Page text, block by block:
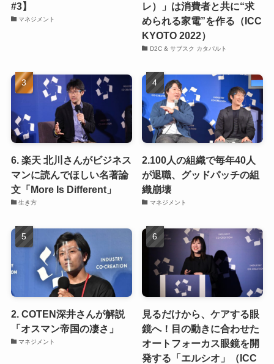
#3】
マネジメント
レ）」は消費者と共に“求
められる家電”を作る（ICC
KYOTO 2022）
D2C & サブスク カタパルト
6. 楽天 北川さんがビジネス
マンに読んでほしい名著論
文「More Is Different」
生き方
2.100人の組織で毎年40人
が退職、グッドパッチの組
織崩壊
マネジメント
2. COTEN深井さんが解説
「オスマン帝国の凄さ」
マネジメント
見るだけから、ケアする眼
鏡へ！目の動きに合わせた
オートフォーカス眼鏡を開
発する「エルシオ」（ICC